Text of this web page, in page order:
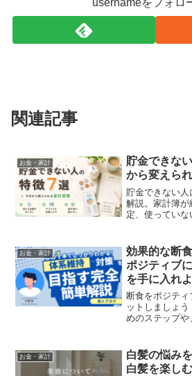
usernameをフォロ
関連記事
お金・家計
貯金できな
から変えら
貯金できない人
解説。家計簿
定、使っていな
お金・家計
効果的な断
ポジティブ
を手に入れ
断食をポジテ
ットしましょ
めのステップや
お金・家計
白髪の悩み
白髪を楽し